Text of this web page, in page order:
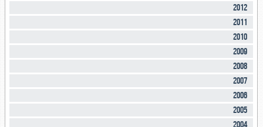
2012
2011
2010
2009
2008
2007
2006
2005